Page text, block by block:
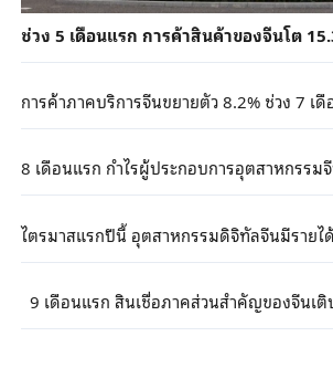
ช่วง 5 เดือนแรก การค้าสินค้าของจีนโต
การค้าภาคบริการจีนขยายตัว 8.2% ช่วง 7 เ
8 เดือนแรก กำไรผู้ประกอบการอุตสาหกรรม
ไตรมาสแรกปีนี้ อุตสาหกรรมดิจิทัลจีนมีรายไ
9 เดือนแรก สินเชื่อภาคส่วนสำคัญของจีนเติ